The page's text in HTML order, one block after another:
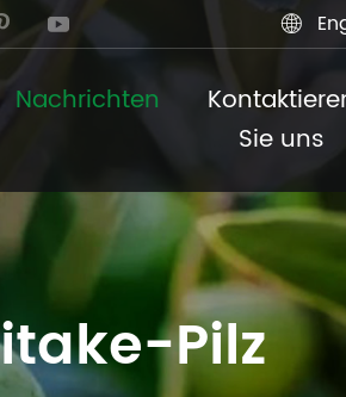
 
Nachrichten
Sie uns
Pilz